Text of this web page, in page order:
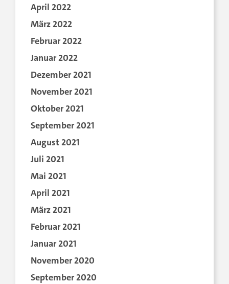
April 2022
März 2022
Februar 2022
Januar 2022
Dezember 2021
November 2021
Oktober 2021
September 2021
August 2021
Juli 2021
Mai 2021
April 2021
März 2021
Februar 2021
Januar 2021
November 2020
September 2020